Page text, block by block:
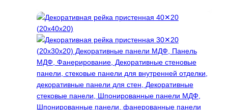
имеет
вариаций.
Опции
можно
выбрать
на
странице
товара.